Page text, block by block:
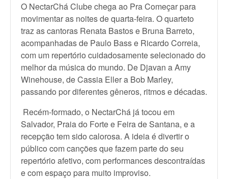
O NectarChá Clube chega ao Pra Começar para
movimentar as noites de quarta-feira. O quarteto
traz as cantoras Renata Bastos e Bruna Barreto,
acompanhadas de Paulo Bass e Ricardo Correia,
com um repertório cuidadosamente selecionado do
melhor da música do mundo. De Djavan a Amy
Winehouse, de Cassia Eller a Bob Marley,
passando por diferentes gêneros, ritmos e décadas.
Recém-formado, o NectarChá já tocou em
Salvador, Praia do Forte e Feira de Santana, e a
recepção tem sido calorosa. A ideia é divertir o
público com canções que fazem parte do seu
repertório afetivo, com performances descontraídas
e com espaço para muito improviso.